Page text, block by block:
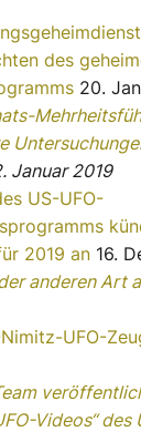
des
20.
Januar 2019
US-UFO-
2019 an 16.
anderen Art
UFO-
Videos“